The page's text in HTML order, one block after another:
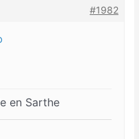
#1982
en Sarthe